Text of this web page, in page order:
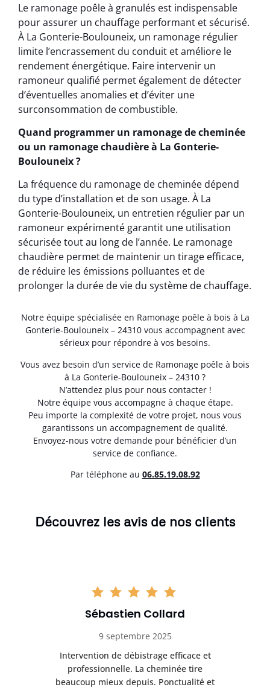
Le ramonage poêle à granulés est indispensable
pour assurer un chauffage performant et sécurisé.
À La Gonterie-Boulouneix, un ramonage régulier
limite l’encrassement du conduit et améliore le
rendement énergétique. Faire intervenir un
ramoneur qualifié permet également de détecter
d’éventuelles anomalies et d’éviter une
surconsommation de combustible.
Quand programmer un ramonage de cheminée
ou un ramonage chaudière à La Gonterie-
Boulouneix ?
La fréquence du ramonage de cheminée dépend
du type d’installation et de son usage. À La
Gonterie-Boulouneix, un entretien régulier par un
ramoneur expérimenté garantit une utilisation
sécurisée tout au long de l’année. Le ramonage
chaudière permet de maintenir un tirage efficace,
de réduire les émissions polluantes et de
prolonger la durée de vie du système de chauffage.
Notre équipe spécialisée en Ramonage poêle à bois à La
Gonterie-Boulouneix – 24310 vous accompagnent avec
sérieux pour répondre à vos besoins.
Vous avez besoin d’un service de Ramonage poêle à bois
à La Gonterie-Boulouneix – 24310 ?
N’attendez plus pour nous contacter !
Notre équipe vous accompagne à chaque étape.
Peu importe la complexité de votre projet, nous vous
garantissons un accompagnement de qualité.
Envoyez-nous votre demande pour bénéficier d’un
service de confiance.
Par téléphone au 06.85.19.08.92
Découvrez les avis de nos clients
Sébastien Collard
9 septembre 2025
Intervention de débistrage efficace et
professionnelle. La cheminée tire
beaucoup mieux depuis. Ponctualité et